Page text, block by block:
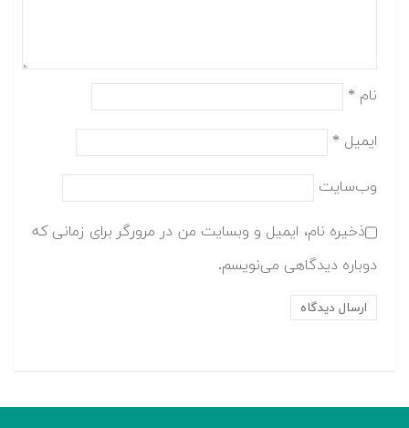
نام *
ایمیل *
وب‌سایت
ذخیره نام، ایمیل و وبسایت من در مرورگر برای زمانی که
دوباره دیدگاهی می‌نویسم.